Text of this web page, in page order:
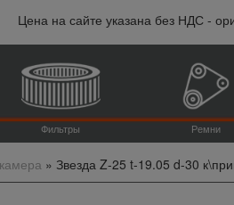
на сайте указана без НДС -
Фильтры Ремни
» Звезда Z-25 t-19.05 d-30